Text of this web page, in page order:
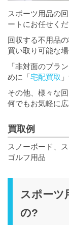
スポーツ用品の
ートにお任せくだ
回収する不用品
買い取り可能な
「非対面のブラ
めに「宅配買取
その他、様々な
何でもお気軽に
買取例
スノーボード、
ゴルフ用品
スポーツ
の?